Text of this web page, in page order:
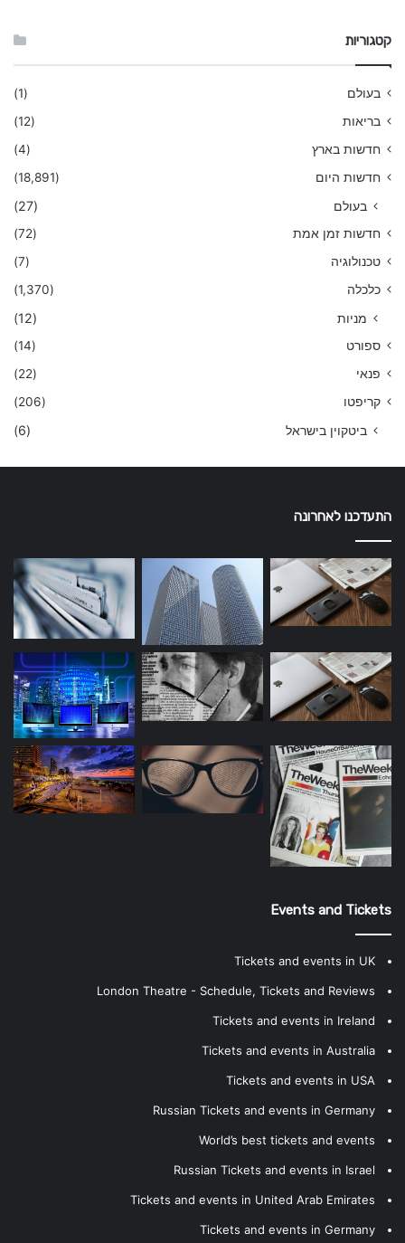
קטגוריות
בעולם
(1)
בריאות
(12)
חדשות בארץ
(4)
חדשות היום
(18,891)
בעולם (27)
חדשות זמן אמת
(72)
טכנולוגיה
(7)
כלכלה
(1,370)
מניות (12)
ספורט
(14)
פנאי
(22)
קריפטו
(206)
ביטקוין בישראל (6)
התעדכנו לאחרונה
Events and Tickets
Tickets and events in UK
London Theatre - Schedule, Tickets and Reviews
Tickets and events in Ireland
Tickets and events in Australia
Tickets and events in USA
Russian Tickets and events in Germany
World’s best tickets and events
Russian Tickets and events in Israel
Tickets and events in United Arab Emirates
Tickets and events in Germany